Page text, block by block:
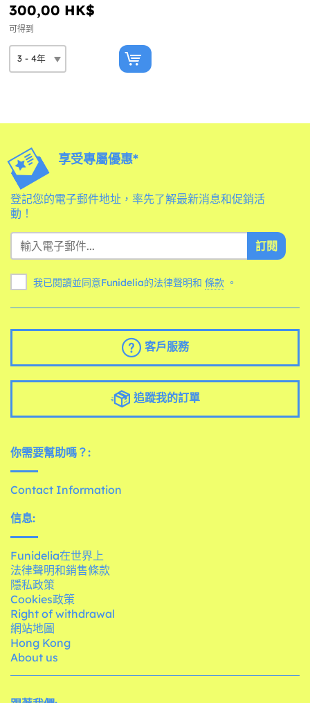
300,00 HK$
可得到
享受專屬優惠*
登記您的電子郵件地址，率先了解最新消息和促銷活
動！
訂閱
我已閱讀並同意Funidelia的法律聲明和 條款 。
客戶服務
追蹤我的訂單
你需要幫助嗎？:
Contact Information
信息:
Funidelia在世界上
法律聲明和銷售條款
隱私政策
Cookies政策
Right of withdrawal
網站地圖
Hong Kong
About us